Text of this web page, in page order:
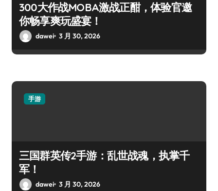
300大作战MOBA激战正酣，体验官邀
你畅享爽玩盛宴！
dawei 3 月 30, 2026
手游
三国群英传2手游：乱世战魂，执掌千
军！
dawei 3 月 30, 2026